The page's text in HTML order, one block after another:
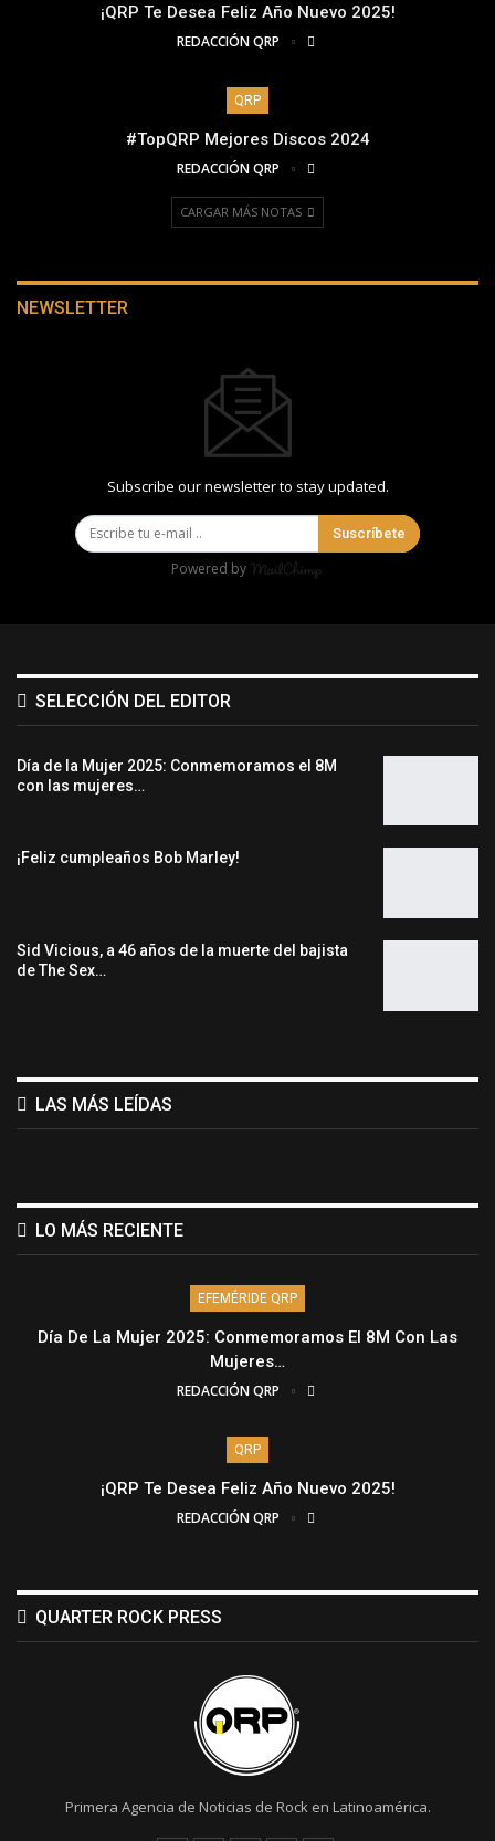
¡QRP Te Desea Feliz Año Nuevo 2025!
REDACCIÓN QRP
QRP
#TopQRP Mejores Discos 2024
REDACCIÓN QRP
CARGAR MÁS NOTAS
NEWSLETTER
Subscribe our newsletter to stay updated.
Suscríbete
Powered by
SELECCIÓN DEL EDITOR
Día de la Mujer 2025: Conmemoramos el 8M
con las mujeres…
¡Feliz cumpleaños Bob Marley!
Sid Vicious, a 46 años de la muerte del bajista
de The Sex…
LAS MÁS LEÍDAS
LO MÁS RECIENTE
EFEMÉRIDE QRP
Día De La Mujer 2025: Conmemoramos El 8M Con Las
Mujeres…
REDACCIÓN QRP
QRP
¡QRP Te Desea Feliz Año Nuevo 2025!
REDACCIÓN QRP
QUARTER ROCK PRESS
Primera Agencia de Noticias de Rock en Latinoamérica.